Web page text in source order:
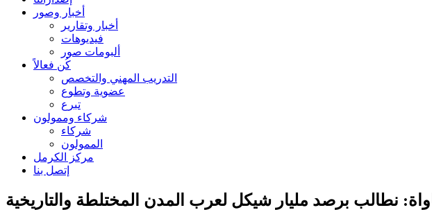
أخبار وصور
أخبار وتقارير
فيديوهات
ألبومات صور
كُن فعالاً
التدريب المهني والتخصص
عضوية وتطوع
تبرع
شركاء وممولون
شركاء
الممولون
مركز الكرمل
إتصل بنا
نطالب برصد مليار شيكل لعرب المدن المختلطة والتاريخية